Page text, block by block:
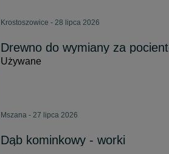
Krostoszowice - 28 lipca 2026
Drewno do wymiany za
Używane
Mszana - 27 lipca 2026
Dąb kominkowy - worki